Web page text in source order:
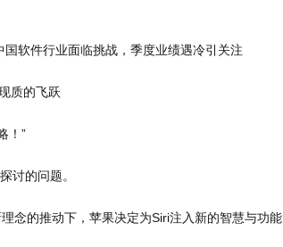
国软件行业面临挑战，季度业绩遇冷引关注
质的飞跃
！”
讨的问题。
念的推动下，苹果决定为Siri注入新的智慧与功能